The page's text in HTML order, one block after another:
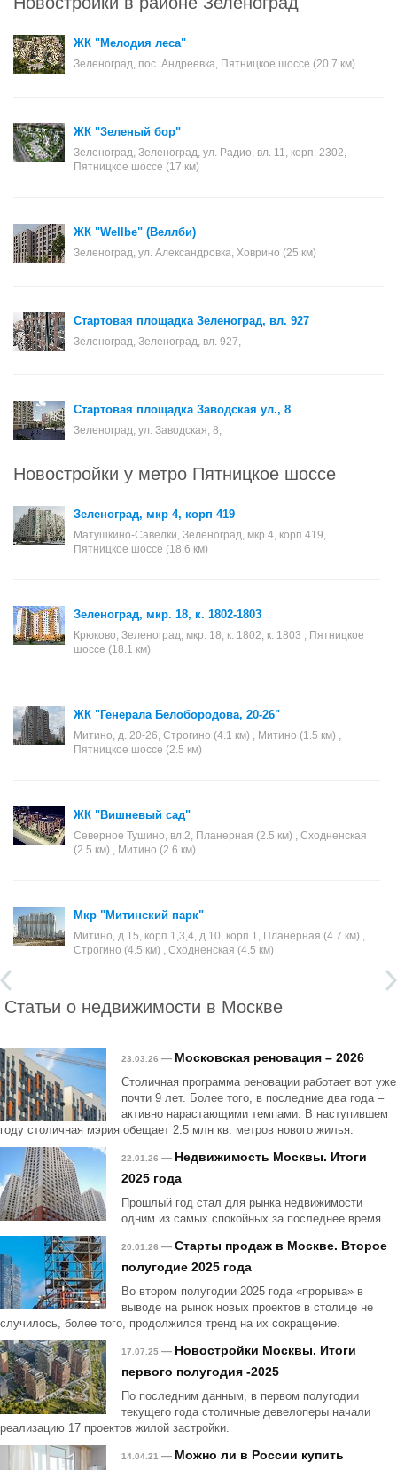
ЖК "Мелодия леса"
Зеленоград, пос. Андреевка, Пятницкое шоссе (20.7 км)
ЖК "Зеленый бор"
Зеленоград, Зеленоград, ул. Радио, вл. 11, корп. 2302,
Пятницкое шоссе (17 км)
ЖК "Wellbe" (Веллби)
Зеленоград, ул. Александровка, Ховрино (25 км)
Стартовая площадка Зеленоград, вл. 927
Зеленоград, Зеленоград, вл. 927,
Стартовая площадка Заводская ул., 8
Зеленоград, ул. Заводская, 8,
Новостройки у метро Пятницкое шоссе
Зеленоград, мкр 4, корп 419
Матушкино-Савелки, Зеленоград, мкр.4, корп 419,
Пятницкое шоссе (18.6 км)
Зеленоград, мкр. 18, к. 1802-1803
Крюково, Зеленоград, мкр. 18, к. 1802, к. 1803 , Пятницкое
шоссе (18.1 км)
ЖК "Генерала Белобородова, 20-26"
Митино, д. 20-26, Строгино (4.1 км) , Митино (1.5 км) ,
Пятницкое шоссе (2.5 км)
ЖК "Вишневый сад"
Северное Тушино, вл.2, Планерная (2.5 км) , Сходненская
(2.5 км) , Митино (2.6 км)
Мкр "Митинский парк"
Митино, д.15, корп.1,3,4, д.10, корп.1, Планерная (4.7 км) ,
Строгино (4.5 км) , Сходненская (4.5 км)
Статьи о недвижимости в Москве
23.03.26 — Московская реновация – 2026
Столичная программа реновации работает вот уже
почти 9 лет. Более того, в последние два года –
активно нарастающими темпами. В наступившем
году столичная мэрия обещает 2.5 млн кв. метров нового жилья.
22.01.26 — Недвижимость Москвы. Итоги
2025 года
Прошлый год стал для рынка недвижимости
одним из самых спокойных за последнее время.
20.01.26 — Старты продаж в Москве. Второе
полугодие 2025 года
Во втором полугодии 2025 года «прорыва» в
выводе на рынок новых проектов в столице не
случилось, более того, продолжился тренд на их сокращение.
17.07.25 — Новостройки Москвы. Итоги
первого полугодия -2025
По последним данным, в первом полугодии
текущего года столичные девелоперы начали
реализацию 17 проектов жилой застройки.
14.04.21 — Можно ли в России купить